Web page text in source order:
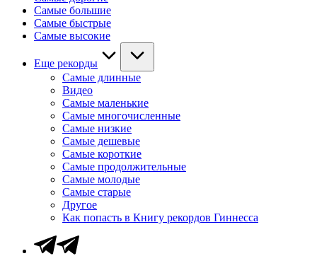
Самые большие
Самые быстрые
Самые высокие
Еще рекорды
Самые длинные
Видео
Самые маленькие
Самые многочисленные
Самые низкие
Самые дешевые
Самые короткие
Самые продолжительные
Самые молодые
Самые старые
Другое
Как попасть в Книгу рекордов Гиннесса
Telegram